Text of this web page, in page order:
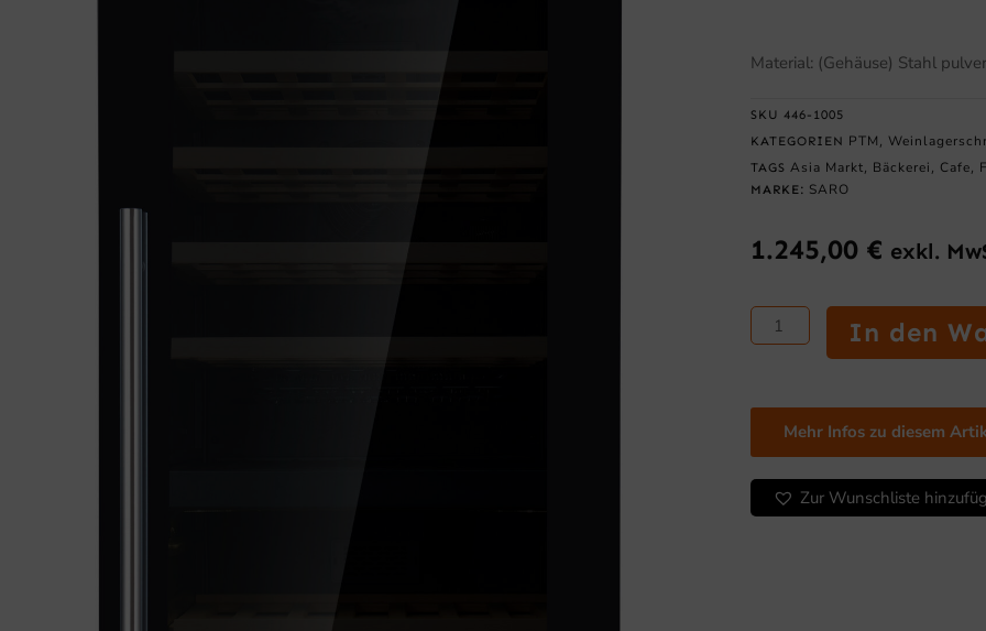
Material: (Gehäuse) Stahl
SKU 446-1005
KATEGORIEN PTM ,
TAGS Asia Markt, Bäckerei , Cafe,
MARKE: SARO
1.245,00 € exkl.
SARO
Weinlagerschrank
Flaschen,
Zonen,
Modell
WK
In den
Mehr Infos zu diesem
Zur Wunschliste